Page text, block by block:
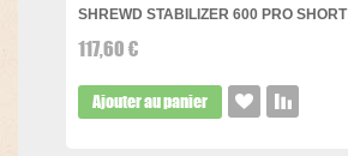
SHREWD STABILIZER 600 PRO SHORT
117,60 €
Ajouter au panier